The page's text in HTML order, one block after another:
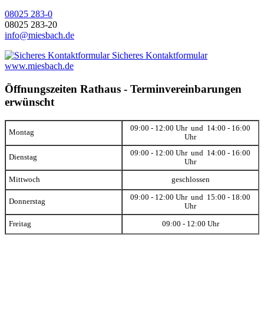
08025 283-0
08025 283-20
info@miesbach.de
Sicheres Kontaktformular
www.miesbach.de
Öffnungszeiten Rathaus - Terminvereinbarungen
erwünscht
Montag
09:00 - 12:00 Uhr und 14:00 - 16:00
Uhr
Dienstag
09:00 - 12:00 Uhr und 14:00 - 16:00
Uhr
Mittwoch geschlossen
Donnerstag
09:00 - 12:00 Uhr und 15:00 - 18:00
Uhr
Freitag 09:00 - 12:00 Uhr